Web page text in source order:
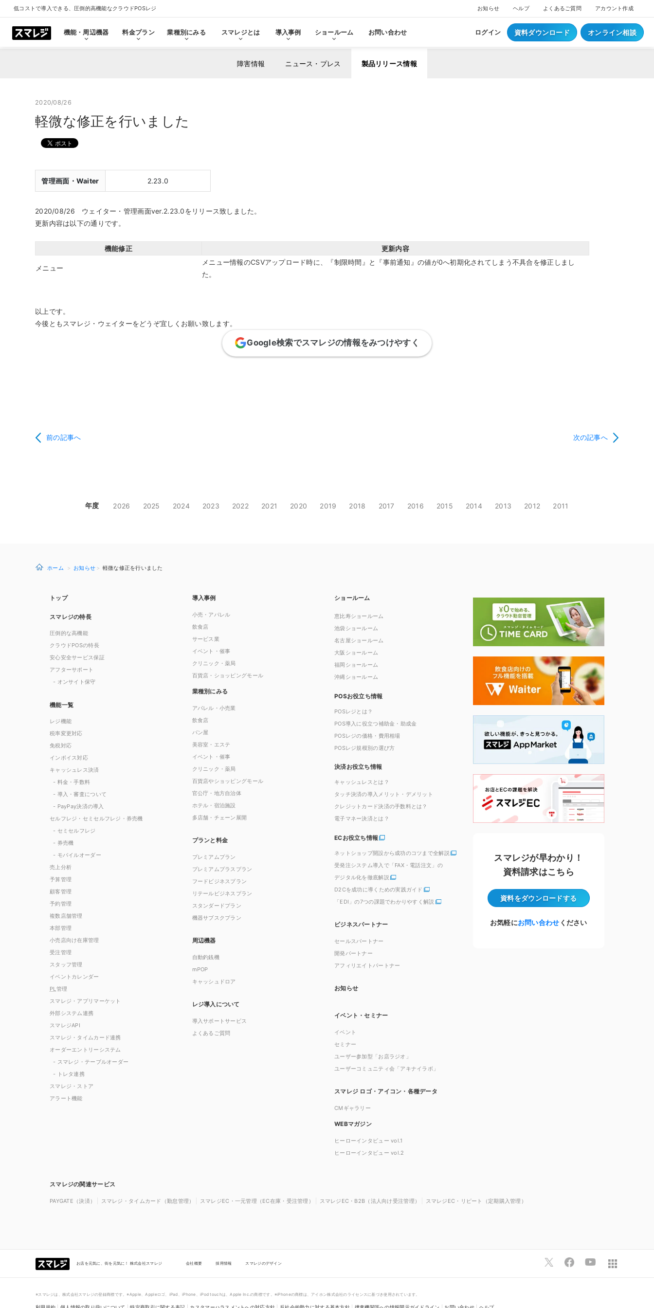
低コストで導入できる、圧倒的高機能なクラウドPOSレジ お知らせ ヘルプ よくあるご質問 アカウント作成
機能・周辺機器
機能・周辺機器
キャッシュレス決済
券売機・食券機
セルフレジ・セミセルフレジ
モバイルオーダー
免税対応
税率変更対応
スマレジ・タイムカード連携
スマレジAPI
サポート機能
複数店舗管理
本部管理
料金プラン
料金プラン
プレミアムプラス
フードビジネス リテールビジネス
業種別にみる
業種別にみる
飲食店で使う
イベント・催事で使う 官公庁・地方自治体で使う
スマレジとは
スマレジとは
クラウド型POSの特長とは
圧倒的な高機能 安心・安全のサービス保証 アフターサポート
ついて
導入事例
導入事例
飲食店
サービス業 イベント・催事
ル
ショールーム
ショールーム
大阪ショールーム
お問い合わせ ログイン 資料ダウンロード オンライン相談
障害情報 ニュース・プレス 製品リリース情報
2020/08/26
軽微な修正を行いました
管理画面・Waiter 2.23.0
2020/08/26 ウェイター・管理画面ver.2.23.0をリリース致しました。
更新内容は以下の通りです。
機能修正 更新内容
メニュー
メニュー情報のCSVアップロード時に、『制限時間』と『事前通知』の値が0へ初期化されてしまう不具合を修正しまし
た。
以上です。
今後ともスマレジ・ウェイターをどうぞ宜しくお願い致します。
Google検索でスマレジの情報をみつけやすく
前の記事へ 次の記事へ
年度 2026 2025 2024 2023 2022 2021 2020 2019 2018 2017 2016 2015 2014 2013 2012 2011
ホーム お知らせ 軽微な修正を行いました
トップ
スマレジの特長
圧倒的な高機能
クラウドPOSの特長
安心安全サービス保証
アフターサポート
- オンサイト保守
機能一覧
レジ機能
税率変更対応
免税対応
インボイス対応
キャッシュレス決済
- 料金・手数料
- 導入・審査について
- PayPay決済の導入
セルフレジ・セミセルフレジ・券売機
- セミセルフレジ
- 券売機
- モバイルオーダー
売上分析
予算管理
顧客管理
予約管理
複数店舗管理
本部管理
小売店向け在庫管理
受注管理
スタッフ管理
イベントカレンダー
PL管理
スマレジ・アプリマーケット
外部システム連携
スマレジAPI
スマレジ・タイムカード連携
オーダーエントリーシステム
- スマレジ・テーブルオーダー
- トレタ連携
スマレジ・ストア
アラート機能
導入事例
小売・アパレル
飲食店
サービス業
イベント・催事
クリニック・薬局
百貨店・ショッピングモール
業種別にみる
アパレル・小売業
飲食店
パン屋
美容室・エステ
イベント・催事
クリニック・薬局
百貨店やショッピングモール
官公庁・地方自治体
ホテル・宿泊施設
多店舗・チェーン展開
プランと料金
プレミアムプラン
プレミアムプラスプラン
フードビジネスプラン
リテールビジネスプラン
スタンダードプラン
機器サブスクプラン
周辺機器
自動釣銭機
mPOP
キャッシュドロア
レジ導入について
導入サポートサービス
よくあるご質問
ショールーム
恵比寿ショールーム
池袋ショールーム
名古屋ショールーム
大阪ショールーム
福岡ショールーム
沖縄ショールーム
POSお役立ち情報
POSレジとは？
POS導入に役立つ補助金・助成金
POSレジの価格・費用相場
POSレジ規模別の選び方
決済お役立ち情報
キャッシュレスとは？
タッチ決済の導入メリット・デメリット
クレジットカード決済の手数料とは？
電子マネー決済とは？
ECお役立ち情報
ネットショップ開設から成功のコツまで全解説
受発注システム導入で「FAX・電話注文」の
デジタル化を徹底解説
D2Cを成功に導くための実践ガイド
「EDI」の7つの課題でわかりやすく解説
ビジネスパートナー
セールスパートナー
開発パートナー
アフィリエイトパートナー
お知らせ
イベント・セミナー
イベント
セミナー
ユーザー参加型「お店ラジオ」
ユーザーコミュニティ会「アキナイラボ」
スマレジ ロゴ・アイコン・各種データ
CMギャラリー
WEBマガジン
ヒーローインタビュー vol.1
ヒーローインタビュー vol.2
スマレジが早わかり！
資料請求はこちら
資料をダウンロードする
お気軽にお問い合わせ ください
スマレジの関連サービス
PAYGATE（決済） スマレジ・タイムカード（勤怠管理） スマレジEC・一元管理（EC在庫・受注管理） スマレジEC・B2B（法人向け受注管理） スマレジEC・リピート（定期購入管理）
お店を元気に、街を元気に！ 株式会社スマレジ 会社概要 採用情報 スマレジのデザイン
※スマレジは、株式会社スマレジの登録商標です。※Apple、Appleロゴ、iPad、iPhone、iPod touchは、Apple Inc.の商標です。※iPhoneの商標は、アイホン株式会社のライセンスに基づき使用されています。